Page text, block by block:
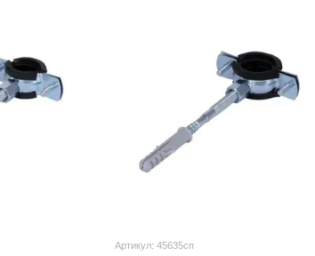
Артикул: 45635сп